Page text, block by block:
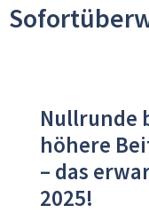
Nullrunde
höhere
– das
2025!